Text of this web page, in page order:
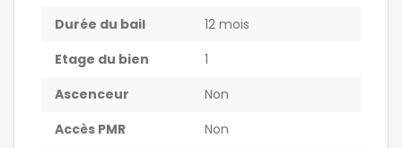
Durée du bail
12 mois
Etage du bien
1
Ascenceur
Non
Accès PMR
Non